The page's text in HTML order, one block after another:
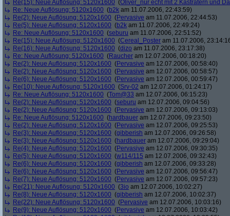
Re(15): Neue Auflösung: 5120x1600 (Oliver_nur echt mit 2 Kastratern und
Re: Neue Auflösung: 5120x1600 (b2k am 11.07.2006, 22:43:59)
Re(2): Neue Auflösung: 5120x1600 (Pervasive am 11.07.2006, 22:44:53)
Re(5): Neue Auflösung: 5120x1600 (b2k am 11.07.2006, 22:49:24)
Re: Neue Auflösung: 5120x1600 (seburu am 11.07.2006, 22:51:52)
Re(15): Neue Auflösung: 5120x1600 (Cereal_Poster am 11.07.2006,
Re(16): Neue Auflösung: 5120x1600 (dizo am 11.07.2006, 23:17:38)
Re: Neue Auflösung: 5120x1600 (Raucher am 12.07.2006, 00:18:20)
Re(2): Neue Auflösung: 5120x1600 (Pervasive am 12.07.2006, 00:58:40)
Re(2): Neue Auflösung: 5120x1600 (Pervasive am 12.07.2006, 00:58:57)
Re(6): Neue Auflösung: 5120x1600 (Pervasive am 12.07.2006, 00:59:47)
Re(10): Neue Auflösung: 5120x1600 (Srv-02 am 12.07.2006, 01:24:17)
Re: Neue Auflösung: 5120x1600 (Tom@33 am 12.07.2006, 06:15:23)
Re(2): Neue Auflösung: 5120x1600 (seburu am 12.07.2006, 09:04:56)
Re(2): Neue Auflösung: 5120x1600 (Pervasive am 12.07.2006, 09:13:03)
Re: Neue Auflösung: 5120x1600 (hardbauer am 12.07.2006, 09:23:50)
Re(2): Neue Auflösung: 5120x1600 (Pervasive am 12.07.2006, 09:25:53)
Re(3): Neue Auflösung: 5120x1600 (gibberish am 12.07.2006, 09:26:58)
Re(3): Neue Auflösung: 5120x1600 (hardbauer am 12.07.2006, 09:29:04)
Re(4): Neue Auflösung: 5120x1600 (Pervasive am 12.07.2006, 09:30:35)
Re(5): Neue Auflösung: 5120x1600 (w114/115 am 12.07.2006, 09:32:43)
Re(6): Neue Auflösung: 5120x1600 (gibberish am 12.07.2006, 09:33:28)
Re(6): Neue Auflösung: 5120x1600 (Pervasive am 12.07.2006, 09:56:47)
Re(7): Neue Auflösung: 5120x1600 (Pervasive am 12.07.2006, 09:57:23)
Re(21): Neue Auflösung: 5120x1600 (3io am 12.07.2006, 10:02:27)
Re(8): Neue Auflösung: 5120x1600 (gibberish am 12.07.2006, 10:02:37)
Re(22): Neue Auflösung: 5120x1600 (Pervasive am 12.07.2006, 10:03:16)
Re(9): Neue Auflösung: 5120x1600 (Pervasive am 12.07.2006, 10:03:42)